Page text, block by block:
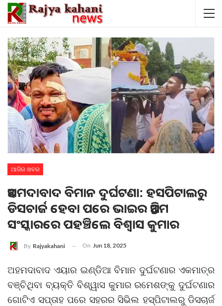
ଆଜିର ଖବର
ଅହମଦାବାଦ ବିମାନ ଦୁର୍ଘଟଣା: ହସପିଟାଲରୁ
ଡିସଚାର୍ଜ ହେବା ପରେ ଭାଇର ଅନ୍ତିମ
ସଂସ୍କାରରେ ପହଞ୍ଚିଲେ ବିଶ୍ବାସ କୁମାର
By Rajyakahani On Jun 18, 2025
ଅହମଦାବାଦ ଏୟାର ଇଣ୍ଡିଆ ବିମାନ ଦୁର୍ଘଟଣାର ଏକମାତ୍ର
ବଞ୍ଚିଥିବା ବ୍ୟକ୍ତି ବିଶ୍ୱାସ କୁମାର ରମେଶଙ୍କୁ ଦୁର୍ଘଟଣାର
ଗୋଟିଏ ସପ୍ତାହ ପରେ ସହରର ସିଭିଲ ହସ୍ପିଟାଲରୁ ଡିସଚାର୍ଜ